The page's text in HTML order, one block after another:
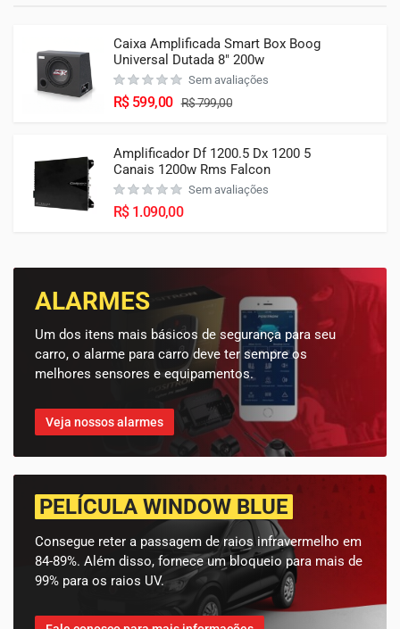
Caixa Amplificada Smart Box Boog
Universal Dutada 8″ 200w
Sem avaliações
R$599,00 R$799,00
Amplificador Df 1200.5 Dx 1200 5
Canais 1200w Rms Falcon
Sem avaliações
R$1.090,00
ALARMES
Um dos itens mais básicos de segurança para seu
carro, o alarme para carro deve ter sempre os
melhores sensores e equipamentos.
Veja nossos alarmes
PELÍCULA WINDOW BLUE
Consegue reter a passagem de raios infravermelho em
84-89%. Além disso, fornece um bloqueio para mais de
99% para os raios UV.